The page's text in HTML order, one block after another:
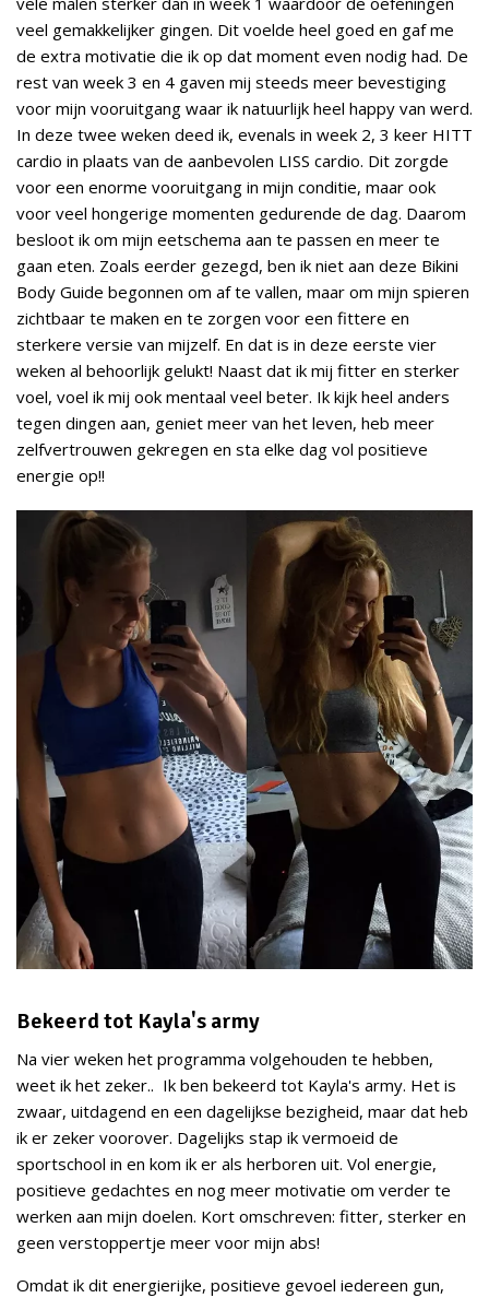
veel gemakkelijker gingen. Dit voelde heel goed en gaf me
de extra motivatie die ik op dat moment even nodig had. De
rest van week 3 en 4 gaven mij steeds meer bevestiging
voor mijn vooruitgang waar ik natuurlijk heel happy van werd.
In deze twee weken deed ik, evenals in week 2, 3 keer HITT
cardio in plaats van de aanbevolen LISS cardio. Dit zorgde
voor een enorme vooruitgang in mijn conditie, maar ook
voor veel hongerige momenten gedurende de dag. Daarom
besloot ik om mijn eetschema aan te passen en meer te
gaan eten. Zoals eerder gezegd, ben ik niet aan deze Bikini
Body Guide begonnen om af te vallen, maar om mijn spieren
zichtbaar te maken en te zorgen voor een fittere en
sterkere versie van mijzelf. En dat is in deze eerste vier
weken al behoorlijk gelukt! Naast dat ik mij fitter en sterker
voel, voel ik mij ook mentaal veel beter. Ik kijk heel anders
tegen dingen aan, geniet meer van het leven, heb meer
zelfvertrouwen gekregen en sta elke dag vol positieve
energie op!!
Bekeerd tot Kayla's army
Na vier weken het programma volgehouden te hebben,
weet ik het zeker.. Ik ben bekeerd tot Kayla's army. Het is
zwaar, uitdagend en een dagelijkse bezigheid, maar dat heb
ik er zeker voorover. Dagelijks stap ik vermoeid de
sportschool in en kom ik er als herboren uit. Vol energie,
positieve gedachtes en nog meer motivatie om verder te
werken aan mijn doelen. Kort omschreven: fitter, sterker en
geen verstoppertje meer voor mijn abs!
Omdat ik dit energierijke, positieve gevoel iedereen gun,